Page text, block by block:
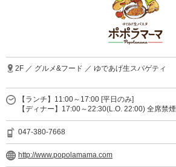
2F ／ グルメ&フード ／ ゆであげ生スパゲティ
【ランチ】11:00～17:00 [平日のみ]
【ディナー】17:00～22:30(L.O. 22:00) 全席禁煙
047-380-7668
http://www.popolamama.com